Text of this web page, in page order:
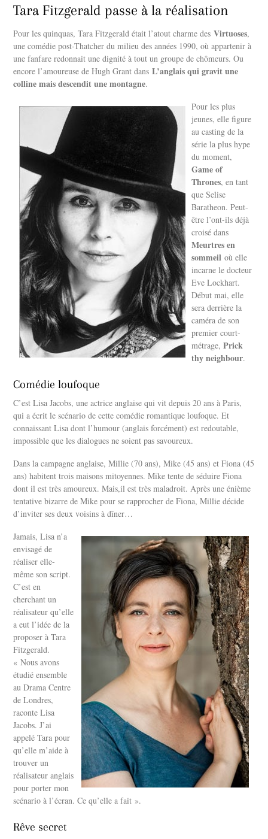
Tara Fitzgerald passe à la réalisation
Pour les quinquas, Tara Fitzgerald était l’atout charme desVirtuoses,
une comédie post-Thatcher du milieu des années 1990, où appartenir à
une fanfare redonnait une dignité à tout un groupe de chômeurs. Ou
encore l’amoureuse de Hugh Grant dansL’anglais qui gravit une
colline mais descendit une montagne.
Pour les plus
jeunes, elle figure
au casting de la
série la plus hype
du moment,
Game of
Thrones, en tant
que Selise
Baratheon. Peut-
être l’ont-ils déjà
croisé dans
Meurtres en
sommeil où elle
incarne le docteur
Eve Lockhart.
Début mai, elle
sera derrière la
caméra de son
premier court-
métrage,Prick
thy neighbour.
Comédie loufoque
C’est Lisa Jacobs, une actrice anglaise qui vit depuis 20 ans à Paris,
qui a écrit le scénario de cette comédie romantique loufoque. Et
connaissant Lisa dont l’humour (anglais forcément) est redoutable,
impossible que les dialogues ne soient pas savoureux.
Dans la campagne anglaise, Millie (70 ans), Mike (45 ans) et Fiona (45
ans) habitent trois maisons mitoyennes. Mike tente de séduire Fiona
dont il est très amoureux. Mais,il est très maladroit. Après une énième
tentative bizarre de Mike pour se rapprocher de Fiona, Millie décide
d’inviter ses deux voisins à dîner…
Jamais, Lisa n’a
envisagé de
réaliser elle-
même son script.
C’est en
cherchant un
réalisateur qu’elle
a eut l’idée de la
proposer à Tara
Fitzgerald.
« Nous avons
étudié ensemble
au Drama Centre
de Londres,
raconte Lisa
Jacobs. J’ai
appelé Tara pour
qu’elle m’aide à
trouver un
réalisateur anglais
pour porter mon
scénario à l’écran. Ce qu’elle a fait ».
Rêve secret